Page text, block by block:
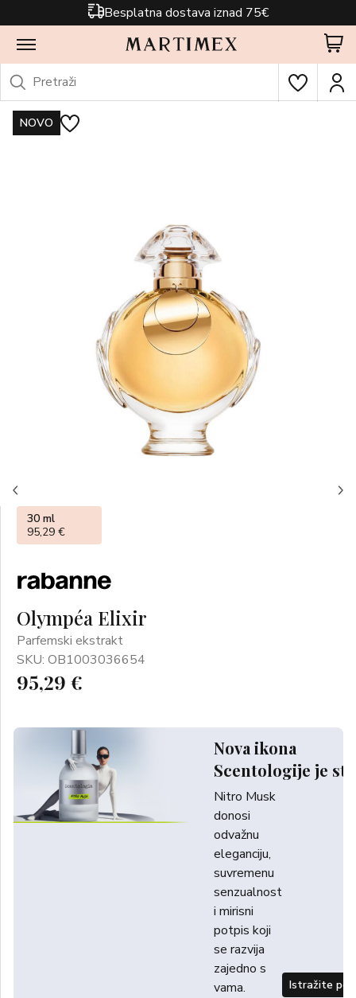
Besplatna dostava iznad 75€
NOVO
Olympéa Elixir
Parfemski ekstrakt
SKU: OB1003036654
95,29 €
Nova ikona
Scentologije je
Nitro Musk
donosi
odvažnu
eleganciju,
suvremenu
senzualnost
i mirisni
potpis koji
se razvija
zajedno s
vama.
Istražite
30 ml
95,29 €